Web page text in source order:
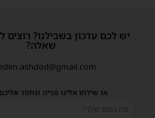
יש לכם עדכון בשבילנו? רוצים
שאלה?
או שילחו אלינו פנייה ונחזור